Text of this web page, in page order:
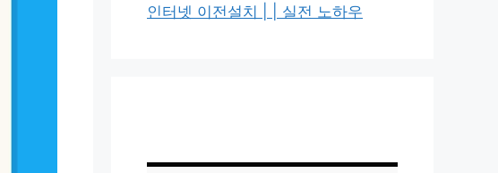
인터넷 이전설치 | | 실전 노하우